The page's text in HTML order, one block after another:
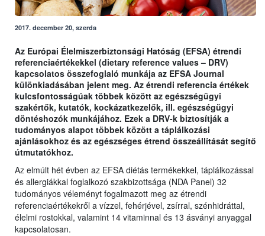
2017. december 20, szerda
Az Európai Élelmiszerbiztonsági Hatóság (EFSA) étrendi
referenciaértékekkel (dietary reference values – DRV)
kapcsolatos összefoglaló munkája az EFSA Journal
különkiadásában jelent meg. Az étrendi referencia értékek
kulcsfontosságúak többek között az egészségügyi
szakértők, kutatók, kockázatkezelők, ill. egészségügyi
döntéshozók munkájához. Ezek a DRV-k biztosítják a
tudományos alapot többek között a táplálkozási
ajánlásokhoz és az egészséges étrend összeállítását segítő
útmutatókhoz.
Az elmúlt hét évben az EFSA diétás termékekkel, táplálkozással
és allergiákkal foglalkozó szakbizottsága (NDA Panel) 32
tudományos véleményt fogalmazott meg az étrendi
referenciaértékekről a vízzel, fehérjével, zsírral, szénhidráttal,
élelmi rostokkal, valamint 14 vitaminnal és 13 ásványi anyaggal
kapcsolatosan.